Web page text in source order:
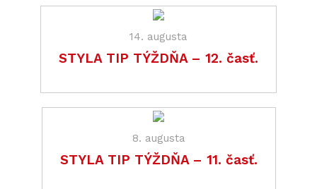
14. augusta
STYLA TIP TÝŽDŇA – 12. časť.
8. augusta
STYLA TIP TÝŽDŇA – 11. časť.